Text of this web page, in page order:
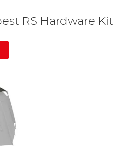
RS Hardware Kit